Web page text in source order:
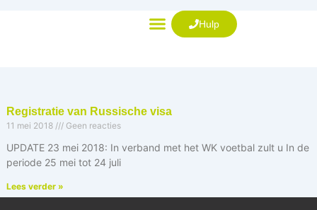
Hulp
Registratie van Russische visa
11 mei 2018 Geen reacties
UPDATE 23 mei 2018: In verband met het WK voetbal zult u In de
periode 25 mei tot 24 juli
Lees verder »